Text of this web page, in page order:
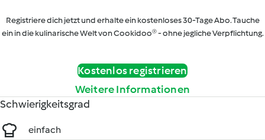
Registriere dich jetzt und erhalte ein kostenloses 30-Tage Abo. Tauche
ein in die kulinarische Welt von Cookidoo® - ohne jegliche Verpflichtung.
Kostenlos registrieren
Weitere Informationen
Schwierigkeitsgrad
einfach